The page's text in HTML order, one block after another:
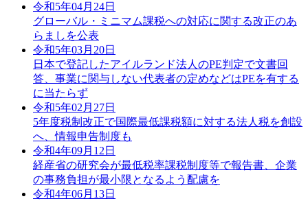
令和5年04月24日
グローバル・ミニマム課税への対応に関する改正のあ
らましを公表
令和5年03月20日
日本で登記したアイルランド法人のPE判定で文書回
答、事業に関与しない代表者の定めなどはPEを有する
に当たらず
令和5年02月27日
5年度税制改正で国際最低課税額に対する法人税を創設
へ、情報申告制度も
令和4年09月12日
経産省の研究会が最低税率課税制度等で報告書、企業
の事務負担が最小限となるよう配慮を
令和4年06月13日